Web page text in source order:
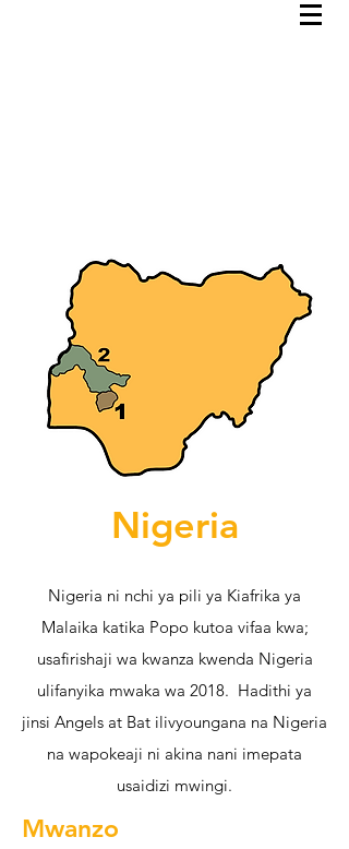
Nigeria
Nigeria ni nchi ya pili ya Kiafrika ya
Malaika katika Popo kutoa vifaa kwa;
usafirishaji wa kwanza kwenda Nigeria
ulifanyika mwaka wa 2018. Hadithi ya
jinsi Angels at Bat ilivyoungana na Nigeria
na wapokeaji ni akina nani imepata
usaidizi mwingi.
Mwanzo